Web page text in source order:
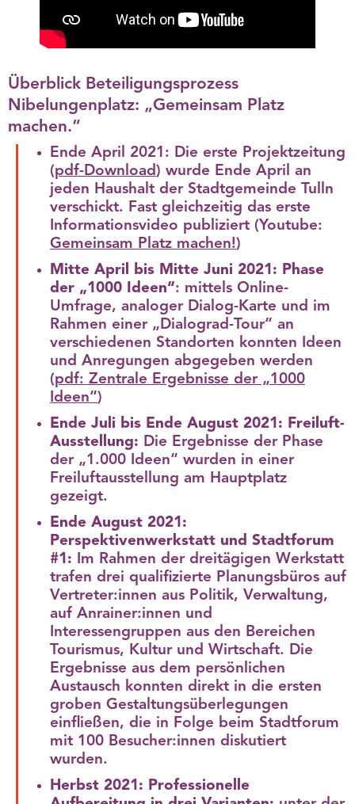
Überblick Beteiligungsprozess
Nibelungenplatz: „Gemeinsam Platz
machen.“
Ende April 2021: Die erste Projektzeitung
(pdf-Download ) wurde Ende April an
jeden Haushalt der Stadtgemeinde Tulln
verschickt. Fast gleichzeitig das erste
Informationsvideo publiziert (Youtube:
Gemeinsam Platz machen!)
Mitte April bis Mitte Juni 2021: Phase
der „1000 Ideen“: mittels Online-
Umfrage, analoger Dialog-Karte und im
Rahmen einer „Dialograd-Tour“ an
verschiedenen Standorten konnten Ideen
und Anregungen abgegeben werden
(pdf: Zentrale Ergebnisse der „1000
Ideen“)
Ende Juli bis Ende August 2021: Freiluft-
Ausstellung: Die Ergebnisse der Phase
der „1.000 Ideen“ wurden in einer
Freiluftausstellung am Hauptplatz
gezeigt.
Ende August 2021:
Perspektivenwerkstatt und Stadtforum
#1: Im Rahmen der dreitägigen Werkstatt
trafen drei qualifizierte Planungsbüros auf
Vertreter:innen aus Politik, Verwaltung,
auf Anrainer:innen und
Interessengruppen aus den Bereichen
Tourismus, Kultur und Wirtschaft. Die
Ergebnisse aus dem persönlichen
Austausch konnten direkt in die ersten
groben Gestaltungsüberlegungen
einfließen, die in Folge beim Stadtforum
mit 100 Besucher:innen diskutiert
wurden.
Herbst 2021: Professionelle